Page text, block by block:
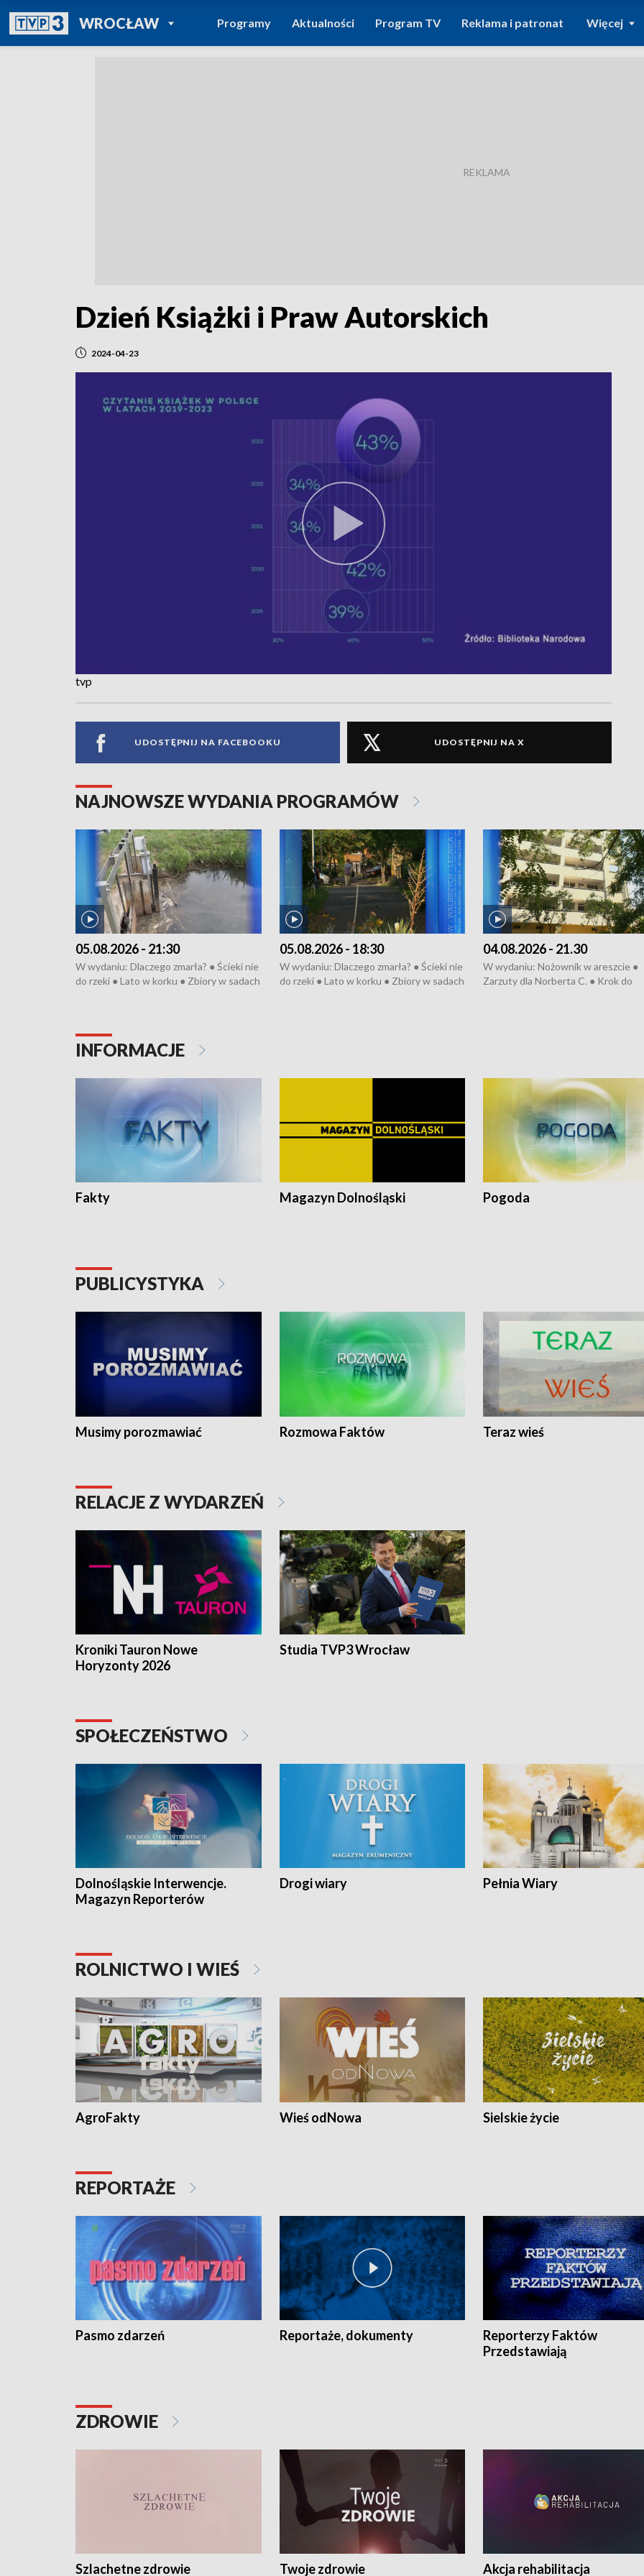
WROCŁAWPOWRÓT DO
TVP REGIONY
Programy Aktualności Program TV Reklama i patronat Więcej
Dzień Książki i Praw Autorskich
2024-04-23
tvp
UDOSTĘPNIJ NA FACEBOOKU UDOSTĘPNIJ NA X
NAJNOWSZE WYDANIA PROGRAMÓW
05.08.2026 - 21:30
W wydaniu: Dlaczego zmarła? ● Ścieki nie
do rzeki ● Lato w korku ● Zbiory w sadach
05.08.2026 - 18:30
W wydaniu: Dlaczego zmarła? ● Ścieki nie
do rzeki ● Lato w korku ● Zbiory w sadach
04.08.2026 - 21.30
W wydaniu: Nożownik w areszcie ●
Zarzuty dla Norberta C. ● Krok do
INFORMACJE
Fakty Magazyn Dolnośląski Pogoda
PUBLICYSTYKA
Musimy porozmawiać Rozmowa Faktów Teraz wieś
RELACJE Z WYDARZEŃ
Kroniki Tauron Nowe
Horyzonty 2026
Studia TVP3 Wrocław
SPOŁECZEŃSTWO
Dolnośląskie Interwencje.
Magazyn Reporterów
Drogi wiary Pełnia Wiary
ROLNICTWO I WIEŚ
AgroFakty Wieś odNowa Sielskie życie
REPORTAŻE
Pasmo zdarzeń Reportaże, dokumenty
Reporterzy Faktów
Przedstawiają
ZDROWIE
Szlachetne zdrowie Twoje zdrowie Akcja rehabilitacja